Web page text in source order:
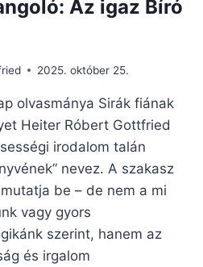
Az igaz Bíró
2025. október 25.
olvasmánya Sirák fiának
Heiter Róbert Gottfried
irodalom talán
nevez. A szakasz
be – de nem a mi
vagy gyors
szerint, hanem az
és irgalom